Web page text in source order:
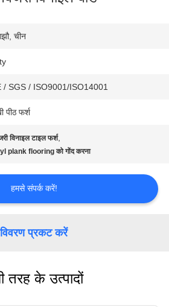
चीन
/ SGS / ISO9001/ISO14001
पीठ फर्श
विनाइल टाइल फर्श,
plank flooring को गोंद करना
हमसे संपर्क करें!
विवरण प्रकट करें
तरह के उत्पादों